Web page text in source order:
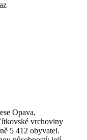
Opava,
vrchoviny
5 412 obyvatel.